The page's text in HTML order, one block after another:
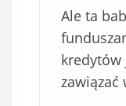
Ale ta
kredytów
zawiązać